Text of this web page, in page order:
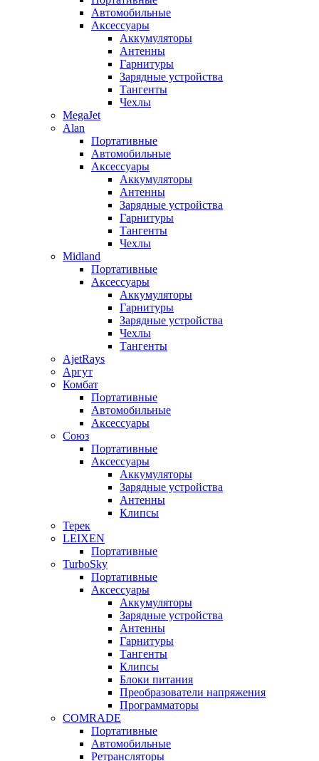
Автомобильные
Аксессуары
Аккумуляторы
Антенны
Гарнитуры
Зарядные устройства
Тангенты
Чехлы
MegaJet
Alan
Портативные
Автомобильные
Аксессуары
Аккумуляторы
Антенны
Зарядные устройства
Гарнитуры
Тангенты
Чехлы
Midland
Портативные
Аксессуары
Аккумуляторы
Гарнитуры
Зарядные устройства
Чехлы
Тангенты
AjetRays
Аргут
Комбат
Портативные
Автомобильные
Аксессуары
Союз
Портативные
Аксессуары
Аккумуляторы
Зарядные устройства
Антенны
Клипсы
Терек
LEIXEN
Портативные
TurboSky
Портативные
Аксессуары
Аккумуляторы
Зарядные устройства
Антенны
Гарнитуры
Тангенты
Клипсы
Блоки питания
Преобразователи напряжения
Программаторы
COMRADE
Портативные
Автомобильные
Ретрансляторы